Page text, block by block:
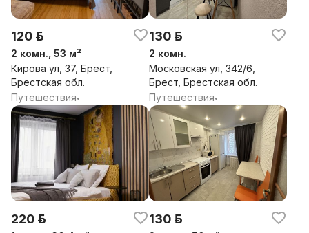
120 р.
2 комн., 53 м²
Кирова ул, 37, Брест,
Брестская обл.
Путешествия•
130 р.
2 комн.
Московская ул, 342/6,
Брест, Брестская обл.
Путешествия•
220 р. 130 р.